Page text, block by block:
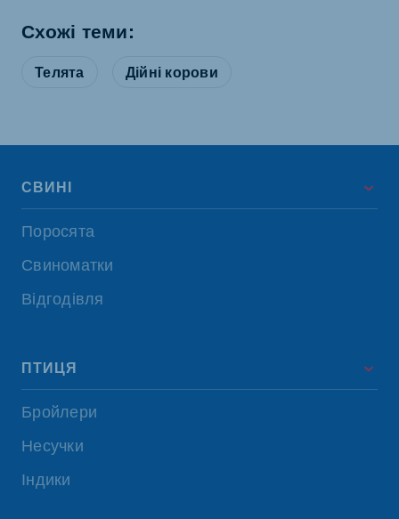
Схожі теми:
Телята Дійні корови
СВИНІ
Поросята
Свиноматки
Відгодівля
ПТИЦЯ
Бройлери
Несучки
Індики